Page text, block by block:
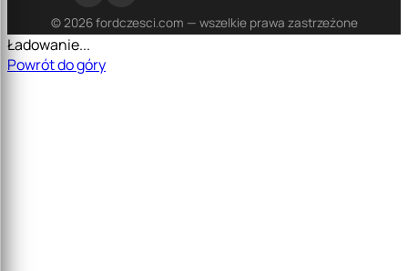
© 2026 fordczesci.com — wszelkie prawa zastrzeżone
Ładowanie...
Powrót do góry